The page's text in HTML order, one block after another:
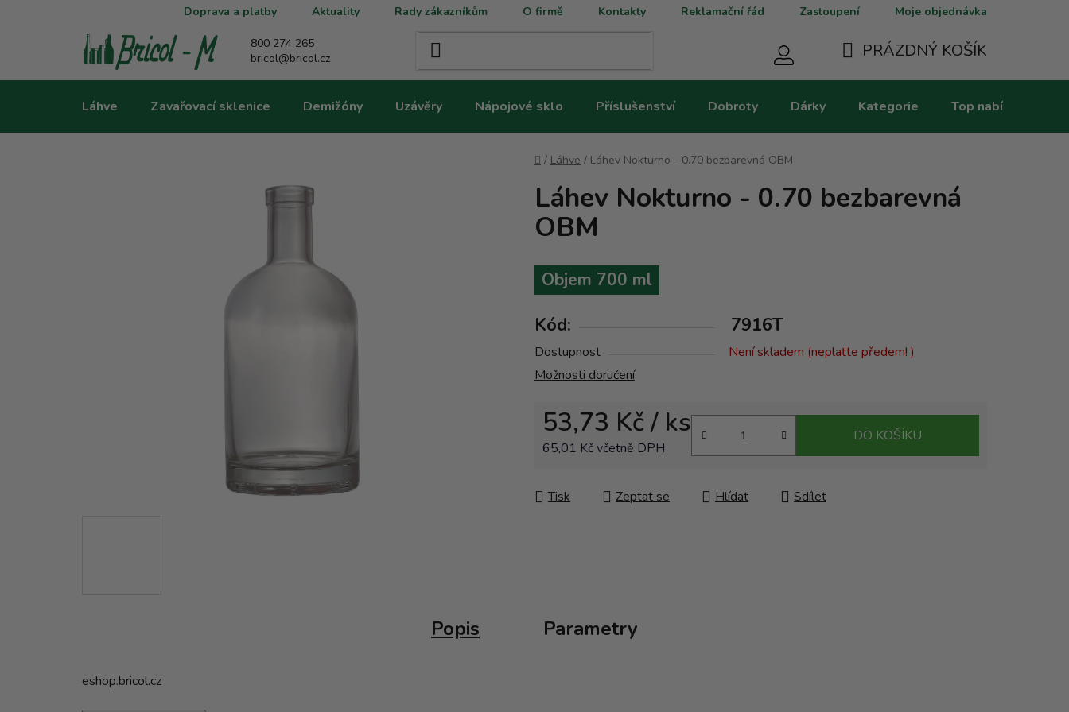
Doprava a platby Aktuality Rady zákazníkům O firmě Kontakty Reklamační řád Zastoupení Moje objednávka
800 274 265
bricol@bricol.cz
KOŠÍK
PRÁZDNÝ KOŠÍK
Láhve Zavařovací sklenice Demižóny Uzávěry Nápojové sklo Příslušenství Dobroty Dárky Kategorie Top nabídky
Domů
/ Láhve / Láhev Nokturno - 0.70 bezbarevná OBM
Láhev Nokturno - 0.70 bezbarevná
OBM
Objem 700 ml
Kód: 7916T
Dostupnost
Není skladem (neplaťte předem! )
Možnosti doručení
53,73 Kč/ ks
65,01 Kč včetně DPH
DO KOŠÍKU
Tisk Zeptat se Hlídat Sdílet
Popis Parametry
eshop.bricol.cz